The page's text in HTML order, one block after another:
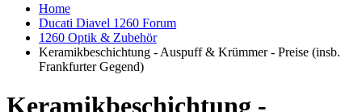
Home
Ducati Diavel 1260 Forum
1260 Optik & Zubehör
Keramikbeschichtung - Auspuff & Krümmer - Preise (insb.
Frankfurter Gegend)
Keramikbeschichtung -